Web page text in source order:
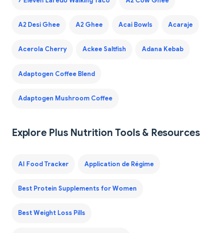
A2 Desi Ghee A2 Ghee Acai Bowls Acaraje
Acerola Cherry Ackee Saltfish Adana Kebab
Adaptogen Coffee Blend
Adaptogen Mushroom Coffee
Explore Plus Nutrition Tools & Resources
AI Food Tracker Application de Régime
Best Protein Supplements for Women
Best Weight Loss Pills